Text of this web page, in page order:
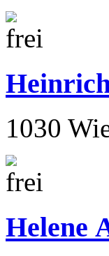
1030
Helene